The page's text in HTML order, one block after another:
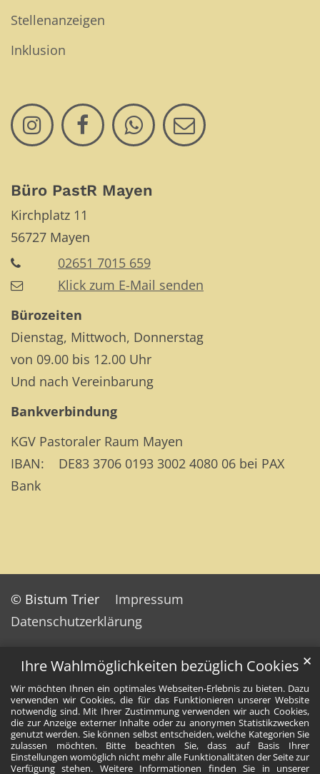
Ihre Wahlmöglichkeiten bezüglich Cookies
Wir möchten Ihnen ein optimales Webseiten-Erlebnis zu bieten. Dazu
verwenden wir Cookies, die für das Funktionieren unserer Website
notwendig sind. Mit Ihrer Zustimmung verwenden wir auch Cookies,
die zur Anzeige externer Inhalte oder zu anonymen Statistikzwecken
genutzt werden. Sie können selbst entscheiden, welche Kategorien Sie
zulassen möchten. Bitte beachten Sie, dass auf Basis Ihrer
Einstellungen womöglich nicht mehr alle Funktionalitäten der Seite zur
Verfügung stehen. Weitere Informationen finden Sie in unserer
✕
Stellenanzeigen
Inklusion
Büro PastR Mayen
Kirchplatz 11
56727 Mayen
02651 7015 659
Klick zum E-Mail senden
Bürozeiten
Dienstag, Mittwoch, Donnerstag
von 09.00 bis 12.00 Uhr
Und nach Vereinbarung
Bankverbindung
KGV Pastoraler Raum Mayen
IBAN: DE83 3706 0193 3002 4080 06 bei PAX
Bank
© Bistum Trier
Impressum
Datenschutzerklärung